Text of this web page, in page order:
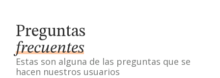
Preguntas
frecuentes
Estas son alguna de las preguntas que se
hacen nuestros usuarios